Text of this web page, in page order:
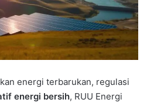
energi terbarukan, regulasi
energi bersih, RUU Energi